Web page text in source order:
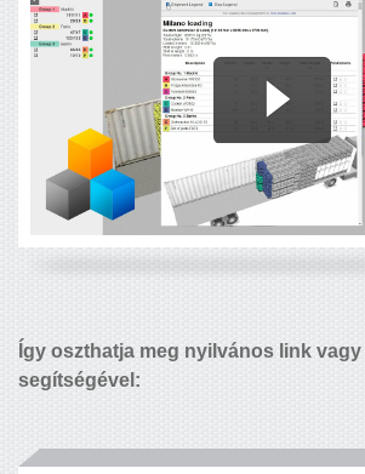
Így oszthatja meg nyilvános link vagy
segítségével: